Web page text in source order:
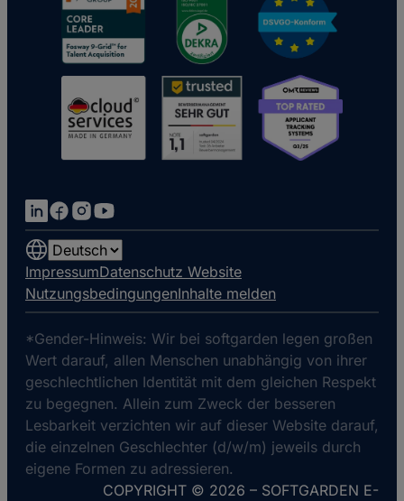
Choose
a
language
ImpressumDatenschutz Website
NutzungsbedingungenInhalte melden
*Gender-Hinweis: Wir bei softgarden legen großen
Wert darauf, allen Menschen unabhängig von ihrer
geschlechtlichen Identität mit dem gleichen Respekt
zu begegnen. Allein zum Zweck der besseren
Lesbarkeit verzichten wir auf dieser Website darauf,
die einzelnen Geschlechter (d/w/m) jeweils durch
eigene Formen zu adressieren.
COPYRIGHT © 2026 – SOFTGARDEN E-